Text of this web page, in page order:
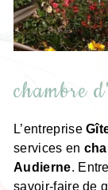
chambre
L’entreprise
services en
Audierne.
savoir-faire de